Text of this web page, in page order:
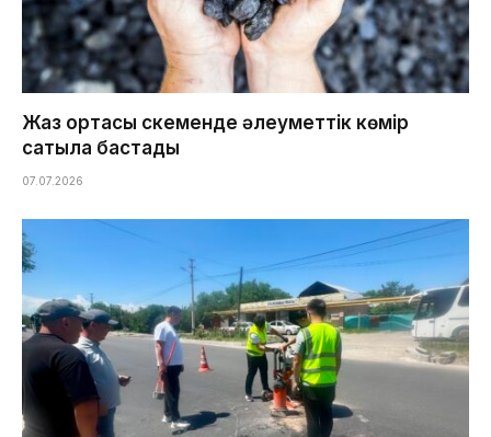
Жаз ортасы Өскеменде әлеуметтік көмір
сатыла бастады
07.07.2026